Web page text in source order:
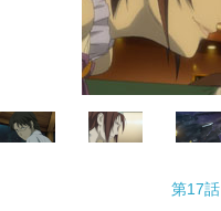
第17話